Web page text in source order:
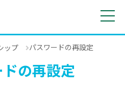
ップ パスワードの再設定
の再設定